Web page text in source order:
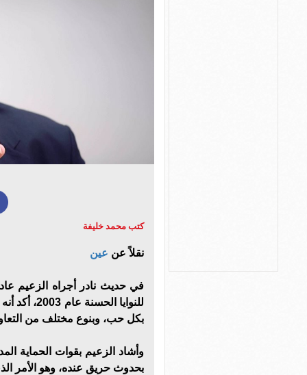
كتب محمد خليفة
نقلاً عن عين
في حديث نادر أجراه الزعيم
للنوايا
بكل حب، وبنوع مختلف من
وأشاد الزعيم بقوات الحماية
بحدوث حريق عنده، وهو الأمر